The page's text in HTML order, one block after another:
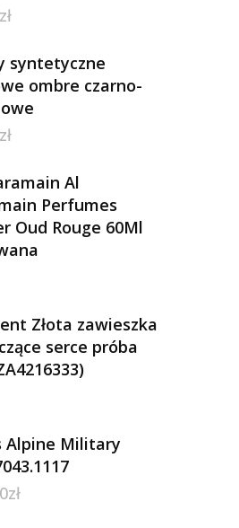
zł
syntetyczne
ombre czarno-
zł
Al
Perfumes
Oud Rouge 60Ml
Złota zawieszka
serce próba
Alpine Military
zł